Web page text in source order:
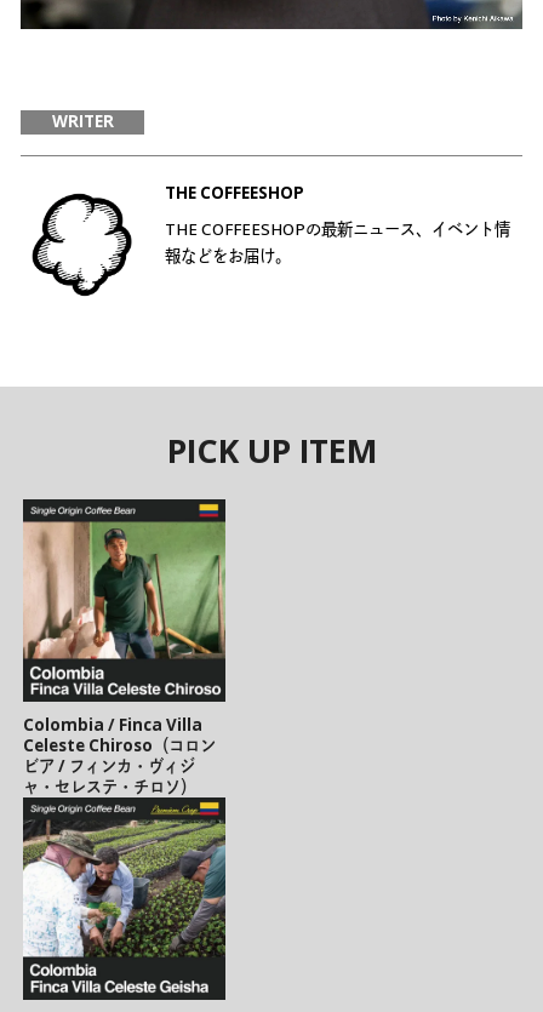
WRITER
THE COFFEESHOP
THE COFFEESHOPの最新ニュース、イベント情
報などをお届け。
PICK UP ITEM
Colombia / Finca Villa
Celeste Chiroso（コロン
ビア / フィンカ・ヴィジ
ャ・セレステ・チロソ）